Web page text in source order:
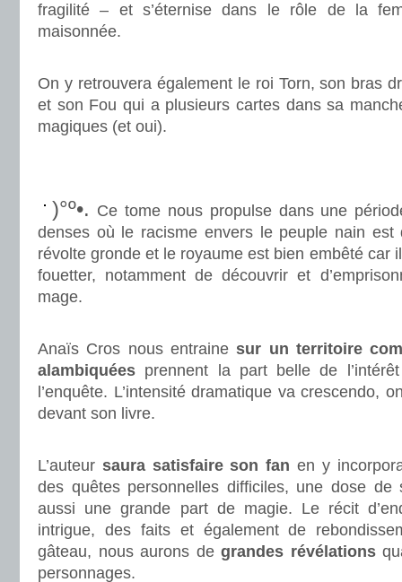
fragilité – et s’éternise dans le rôle de la
maisonnée.
On y retrouvera également le roi Torn, son bras
et son Fou qui a plusieurs cartes dans sa
magiques (et oui).
)°º•. Ce tome nous propulse dans une
denses où le racisme envers le peuple nain
révolte gronde et le royaume est bien embêté car
fouetter, notamment de découvrir et
mage.
Anaïs Cros nous entrainesur un territoire
alambiquées prennent la part belle de
l’enquête. L’intensité dramatique va crescendo,
devant son livre.
L’auteur saura satisfaire son fan en y
des quêtes personnelles difficiles, une dose de
aussi une grande part de magie. Le récit
intrigue, des faits et également de
gâteau, nous aurons de grandes révélations
personnages.